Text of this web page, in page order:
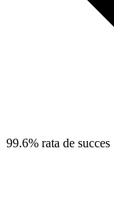
99.6% rata de succes